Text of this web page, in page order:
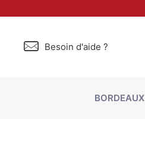
Besoin d'aide ?
BORDEAUX